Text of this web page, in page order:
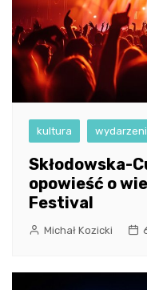
kultura
Skłodowska-
opowieść o
Festival
Michał Kozicki